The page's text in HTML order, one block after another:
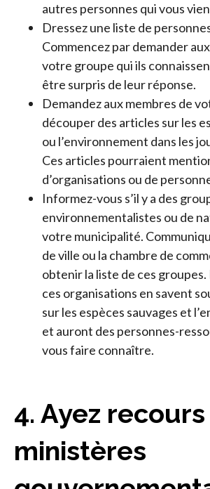
autres personnes qui vous
Dressez une liste de
Commencez par demander
votre groupe qui ils
être surpris de leur réponse.
Demandez aux membres de
découper des articles sur les
ou l’environnement dans les
Ces articles pourraient
d’organisations ou de
Informez-vous s’il y a des
environnementalistes ou de
votre municipalité.
de ville ou la chambre de
obtenir la liste de ces groupes.
ces organisations en savent
sur les espèces sauvages et
et auront des personnes-
vous faire connaître.
4. Ayez
ministères